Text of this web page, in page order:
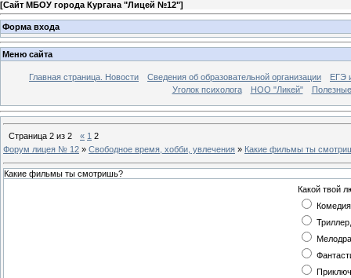
[Сайт МБОУ города Кургана "Лицей №12"]
Форма входа
Меню сайта
Главная страница. Новости Сведения об образовательной организации
ЕГЭ
Уголок психолога
НОО "Ликей"
Страница 2 из 2 « 1 2
Форум лицея № 12 » Свободное время, хобби, увлечения » Какие фильмы ты
Какие фильмы ты смотришь?
Какой твой
Комедия